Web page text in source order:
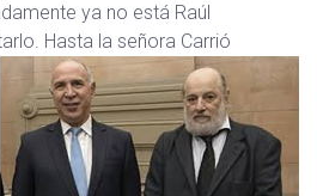
ya no está Raúl
Hasta la señora Carrió